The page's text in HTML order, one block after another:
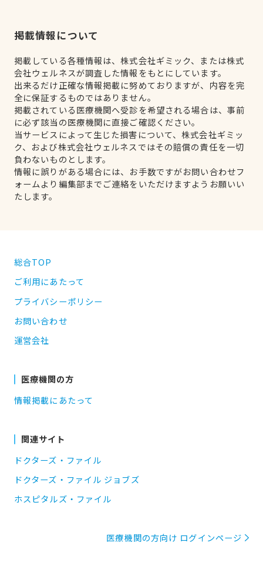
掲載情報について
掲載している各種情報は、株式会社ギミック、または株式
会社ウェルネスが調査した情報をもとにしています。
出来るだけ正確な情報掲載に努めておりますが、内容を完
全に保証するものではありません。
掲載されている医療機関へ受診を希望される場合は、事前
に必ず該当の医療機関に直接ご確認ください。
当サービスによって生じた損害について、株式会社ギミッ
ク、および株式会社ウェルネスではその賠償の責任を一切
負わないものとします。
情報に誤りがある場合には、お手数ですがお問い合わせフ
ォームより編集部までご連絡をいただけますようお願いい
たします。
総合TOP
ご利用にあたって
プライバシーポリシー
お問い合わせ
運営会社
医療機関の方
情報掲載にあたって
関連サイト
ドクターズ・ファイル
ドクターズ・ファイル ジョブズ
ホスピタルズ・ファイル
医療機関の方向け ログインページ